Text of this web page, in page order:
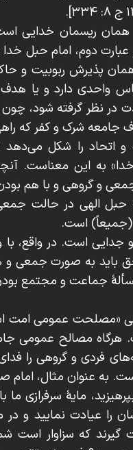
ریسمان خدایی
دوم، امام حبل خدا
همان پذیرش ربوبیت و
واحدی دارد و یا
در نظر گرفته شود،
جامعه شرک و کفر که
را شکل می‌دهد
به این معناست.
حبل الهی در حالت
است.
و جدایی است. در واقع،
به صورت جمعی و
جماعت و مجتمع بودن
«مصلحت عمومی امت
مصالح عمومی
فردی و گروهی را
به عنوان مثال، امام
مایۀ سرفرازی ما
را عیادت نمایید و
گیرند که سزاوار است